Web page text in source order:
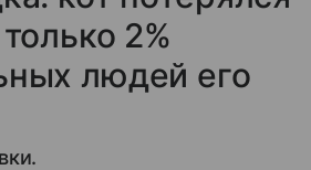
2%
людей его